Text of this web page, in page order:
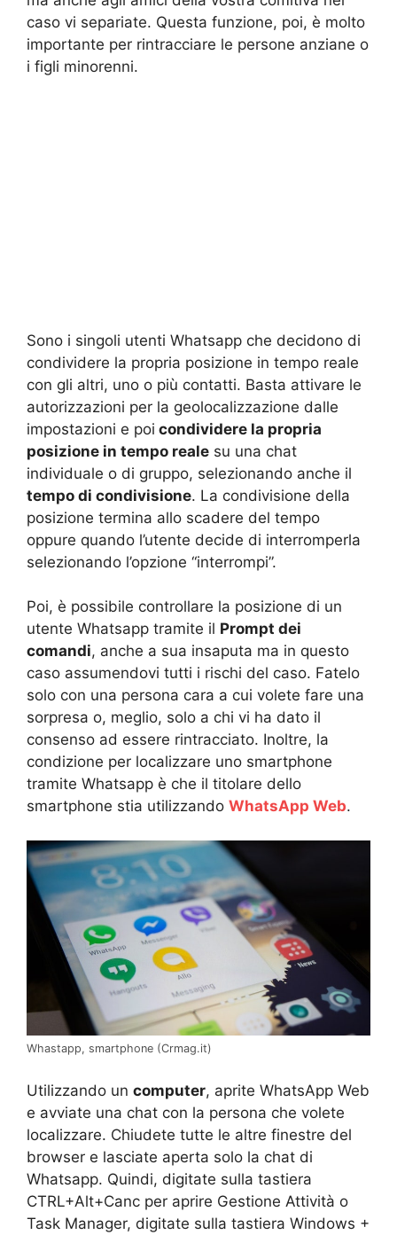
caso vi separiate. Questa funzione, poi, è molto
importante per rintracciare le persone anziane o
i figli minorenni.
Sono i singoli utenti Whatsapp che decidono di
condividere la propria posizione in tempo reale
con gli altri, uno o più contatti. Basta attivare le
autorizzazioni per la geolocalizzazione dalle
impostazioni e poi condividere la propria
posizione in tempo reale su una chat
individuale o di gruppo, selezionando anche il
tempo di condivisione. La condivisione della
posizione termina allo scadere del tempo
oppure quando l’utente decide di interromperla
selezionando l’opzione “interrompi”.
Poi, è possibile controllare la posizione di un
utente Whatsapp tramite il Prompt dei
comandi, anche a sua insaputa ma in questo
caso assumendovi tutti i rischi del caso. Fatelo
solo con una persona cara a cui volete fare una
sorpresa o, meglio, solo a chi vi ha dato il
consenso ad essere rintracciato. Inoltre, la
condizione per localizzare uno smartphone
tramite Whatsapp è che il titolare dello
smartphone stia utilizzando WhatsApp Web.
Whastapp, smartphone (Crmag.it)
Utilizzando un computer, aprite WhatsApp Web
e avviate una chat con la persona che volete
localizzare. Chiudete tutte le altre finestre del
browser e lasciate aperta solo la chat di
Whatsapp. Quindi, digitate sulla tastiera
CTRL+Alt+Canc per aprire Gestione Attività o
Task Manager, digitate sulla tastiera Windows +